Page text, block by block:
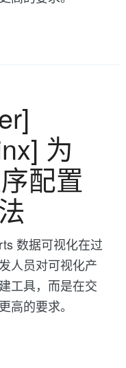
为
配置
数据可视化在过
人员对可视化产
工具，而是在交
高的要求。